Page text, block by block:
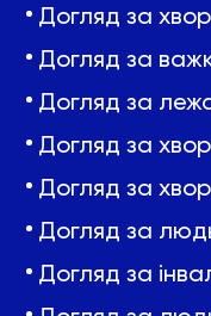
Догляд за
Догляд за
Догляд за
Догляд за
Догляд за
Догляд за
Догляд за